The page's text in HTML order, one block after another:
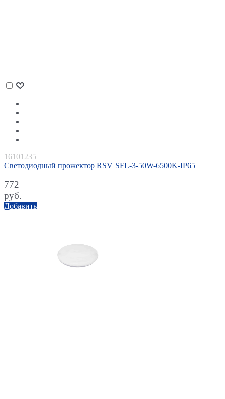
16101235
Светодиодный прожектор RSV SFL-3-50W-6500K-IP65
772
руб.
Добавить